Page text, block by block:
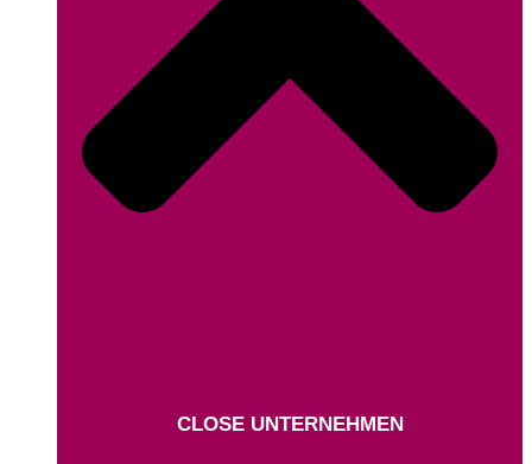
CLOSE UNTERNEHMEN